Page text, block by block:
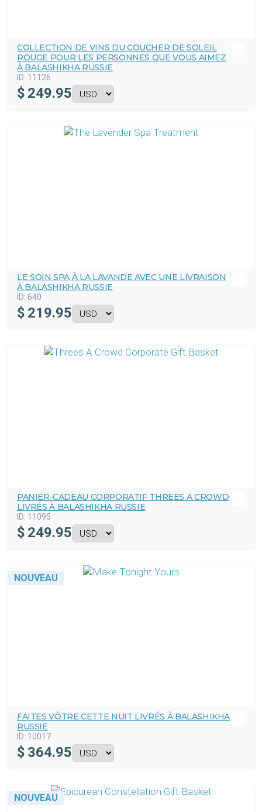
COLLECTION DE VINS DU COUCHER DE SOLEIL
ROUGE POUR LES PERSONNES QUE VOUS AIMEZ
À BALASHIKHA RUSSIE
ID: 11126
$ 249.95
LE SOIN SPA À LA LAVANDE AVEC UNE LIVRAISON
À BALASHIKHA RUSSIE
ID: 640
$ 219.95
PANIER-CADEAU CORPORATIF THREES A CROWD
LIVRÉS À BALASHIKHA RUSSIE
ID: 11095
$ 249.95
NOUVEAU
FAITES VÔTRE CETTE NUIT LIVRÉS À BALASHIKHA
RUSSIE
ID: 10017
$ 364.95
NOUVEAU